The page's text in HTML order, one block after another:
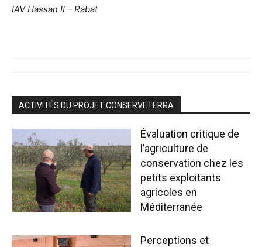
IAV Hassan II – Rabat
ACTIVITÉS DU PROJET CONSERVETERRA
Évaluation critique de
l’agriculture de
conservation chez les
petits exploitants
agricoles en
Méditerranée
Perceptions et